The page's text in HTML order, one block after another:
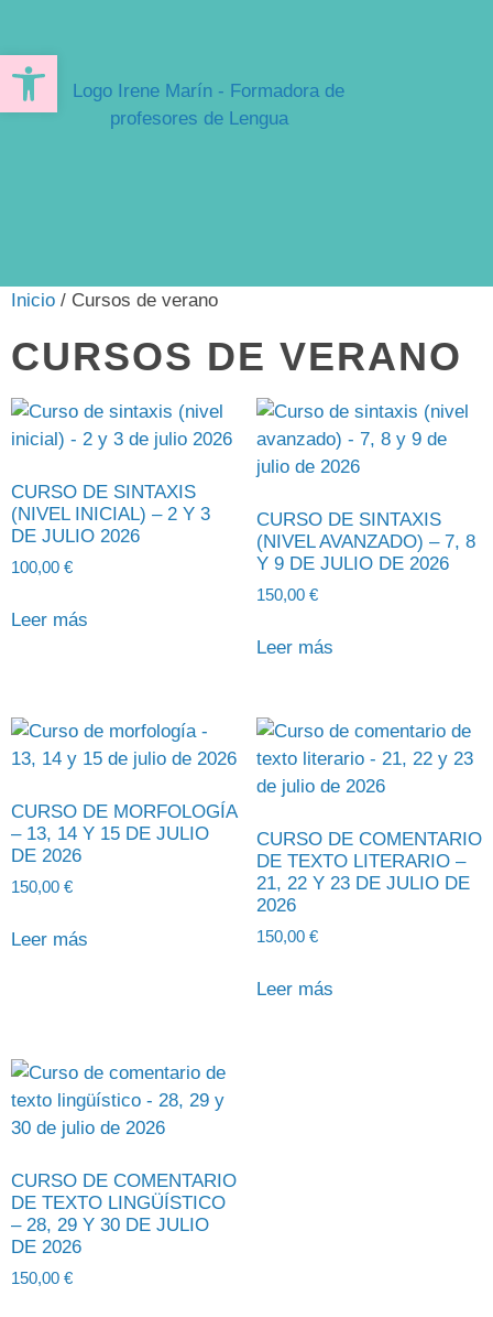
Inicio / Cursos de verano
CURSOS DE VERANO
CURSO DE SINTAXIS
(NIVEL INICIAL) – 2 Y 3
DE JULIO 2026
100,00 €
Leer más
CURSO DE SINTAXIS
(NIVEL AVANZADO) – 7, 8
Y 9 DE JULIO DE 2026
150,00 €
Leer más
CURSO DE MORFOLOGÍA
– 13, 14 Y 15 DE JULIO
DE 2026
150,00 €
Leer más
CURSO DE COMENTARIO
DE TEXTO LITERARIO –
21, 22 Y 23 DE JULIO DE
2026
150,00 €
Leer más
CURSO DE COMENTARIO
DE TEXTO LINGÜÍSTICO
– 28, 29 Y 30 DE JULIO
DE 2026
150,00 €
Abrir barra de herramientas